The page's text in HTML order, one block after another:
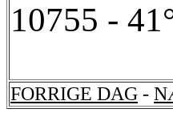
10755 -
FORRIGE DAG -